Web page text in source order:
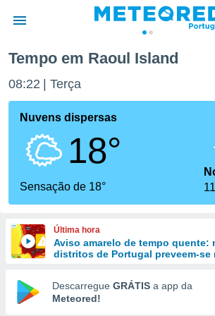
da
foi
fornecidas
a este
das
e
forma
digital
Tempo em Raoul Island
08:22 Terça
Nuvens dispersas
18°
Sensação de 18°
11
Última hora
Aviso amarelo de tempo quente:
distritos de Portugal preveem-se
Descarregue GRÁTIS a app da
Meteored!